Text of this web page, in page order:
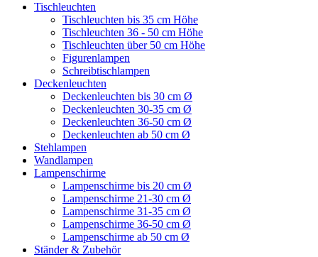
Tischleuchten
Tischleuchten bis 35 cm Höhe
Tischleuchten 36 - 50 cm Höhe
Tischleuchten über 50 cm Höhe
Figurenlampen
Schreibtischlampen
Deckenleuchten
Deckenleuchten bis 30 cm Ø
Deckenleuchten 30-35 cm Ø
Deckenleuchten 36-50 cm Ø
Deckenleuchten ab 50 cm Ø
Stehlampen
Wandlampen
Lampenschirme
Lampenschirme bis 20 cm Ø
Lampenschirme 21-30 cm Ø
Lampenschirme 31-35 cm Ø
Lampenschirme 36-50 cm Ø
Lampenschirme ab 50 cm Ø
Ständer & Zubehör